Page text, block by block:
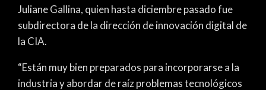
Juliane Gallina, quien hasta diciembre pasado fue
subdirectora de la dirección de innovación digital de
la CIA.
“Están muy bien preparados para incorporarse a la
industria y abordar de raíz problemas tecnológicos